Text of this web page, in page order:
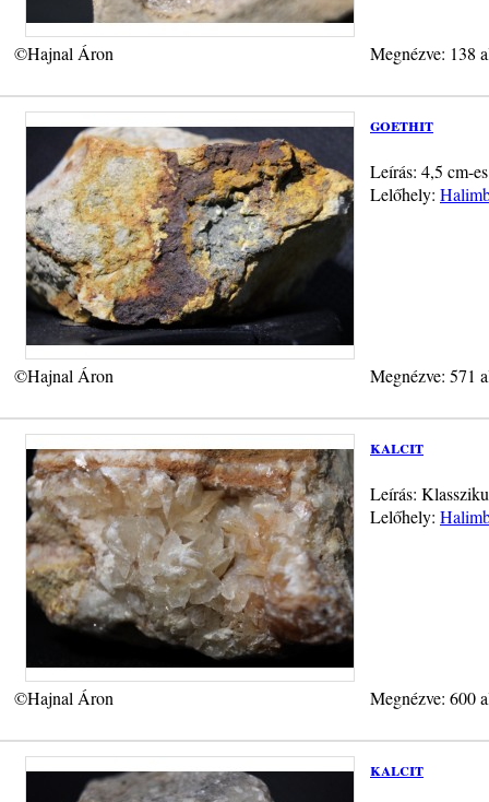
©Hajnal Áron Megnézve: 138
goethit
Leírás: 4,5 cm-
Lelőhely:
©Hajnal Áron Megnézve: 571
kalcit
Leírás:
Lelőhely:
©Hajnal Áron Megnézve: 600
kalcit